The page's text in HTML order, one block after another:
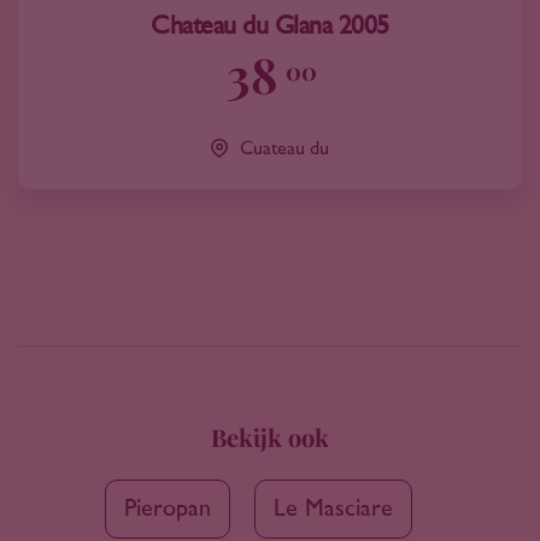
Chateau du Glana 2005
38 00
Cuateau du
Bekijk ook
Pieropan Le Masciare